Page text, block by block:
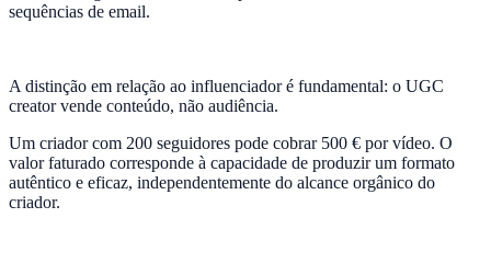
sequências de email.
A distinção em relação ao influenciador é fundamental: o UGC
creator vende conteúdo, não audiência.
Um criador com 200 seguidores pode cobrar 500 € por vídeo. O
valor faturado corresponde à capacidade de produzir um formato
autêntico e eficaz, independentemente do alcance orgânico do
criador.